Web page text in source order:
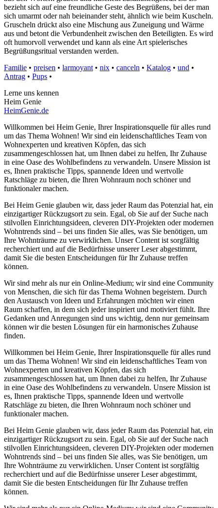
bezieht sich auf eine freundliche Geste des Begrüßens, bei der man
sich umarmt oder nah beieinander steht, ähnlich wie beim Kuscheln.
Gruscheln drückt also eine Mischung aus Zuneigung und Wärme
aus und betont die Verbundenheit zwischen den Beteiligten. Es wird
oft humorvoll verwendet und kann als eine Art spielerisches
Begrüßungsritual verstanden werden.
Familie • preisen • larmoyant • nix • canceln • Katalog • und •
Antrag • Pups •
Lerne uns kennen
Heim Genie
HeimGenie.de
Willkommen bei Heim Genie, Ihrer Inspirationsquelle für alles rund
um das Thema Wohnen! Wir sind ein leidenschaftliches Team von
Wohnexperten und kreativen Köpfen, das sich
zusammengeschlossen hat, um Ihnen dabei zu helfen, Ihr Zuhause
in eine Oase des Wohlbefindens zu verwandeln. Unsere Mission ist
es, Ihnen praktische Tipps, spannende Ideen und wertvolle
Ratschläge zu bieten, die Ihren Wohnraum noch schöner und
funktionaler machen.
Bei Heim Genie glauben wir, dass jeder Raum das Potenzial hat, ein
einzigartiger Rückzugsort zu sein. Egal, ob Sie auf der Suche nach
stilvollen Einrichtungsideen, cleveren DIY-Projekten oder modernen
Wohntrends sind – bei uns finden Sie alles, was Sie benötigen, um
Ihre Wohnträume zu verwirklichen. Unser Content ist sorgfältig
recherchiert und auf die Bedürfnisse unserer Leser abgestimmt,
damit Sie die besten Entscheidungen für Ihr Zuhause treffen
können.
Wir sind mehr als nur ein Online-Medium; wir sind eine Community
von Menschen, die sich für das Thema Wohnen begeistern. Durch
den Austausch von Ideen und Erfahrungen möchten wir einen
Raum schaffen, in dem sich jeder inspiriert und motiviert fühlt. Ihre
Gedanken und Anregungen sind uns wichtig, denn nur gemeinsam
können wir die besten Lösungen für ein harmonisches Zuhause
finden.
Willkommen bei Heim Genie, Ihrer Inspirationsquelle für alles rund
um das Thema Wohnen! Wir sind ein leidenschaftliches Team von
Wohnexperten und kreativen Köpfen, das sich
zusammengeschlossen hat, um Ihnen dabei zu helfen, Ihr Zuhause
in eine Oase des Wohlbefindens zu verwandeln. Unsere Mission ist
es, Ihnen praktische Tipps, spannende Ideen und wertvolle
Ratschläge zu bieten, die Ihren Wohnraum noch schöner und
funktionaler machen.
Bei Heim Genie glauben wir, dass jeder Raum das Potenzial hat, ein
einzigartiger Rückzugsort zu sein. Egal, ob Sie auf der Suche nach
stilvollen Einrichtungsideen, cleveren DIY-Projekten oder modernen
Wohntrends sind – bei uns finden Sie alles, was Sie benötigen, um
Ihre Wohnträume zu verwirklichen. Unser Content ist sorgfältig
recherchiert und auf die Bedürfnisse unserer Leser abgestimmt,
damit Sie die besten Entscheidungen für Ihr Zuhause treffen
können.